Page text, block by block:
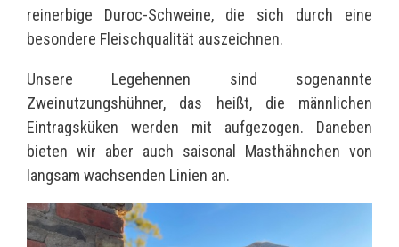
reinerbige Duroc-Schweine, die sich durch eine
besondere Fleischqualität auszeichnen.
Unsere Legehennen sind sogenannte
Zweinutzungshühner, das heißt, die männlichen
Eintragsküken werden mit aufgezogen. Daneben
bieten wir aber auch saisonal Masthähnchen von
langsam wachsenden Linien an.